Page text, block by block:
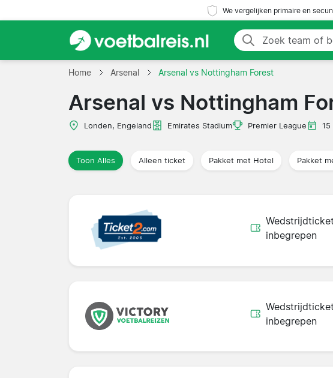
We vergelijken primaire en
Home Arsenal Arsenal vs Nottingham Forest
Arsenal vs Nottingham
Londen, Engeland Emirates Stadium Premier League 15
Toon Alles Alleen ticket Pakket met Hotel Pakket
Wedstrijdticket
inbegrepen
Wedstrijdticket
inbegrepen